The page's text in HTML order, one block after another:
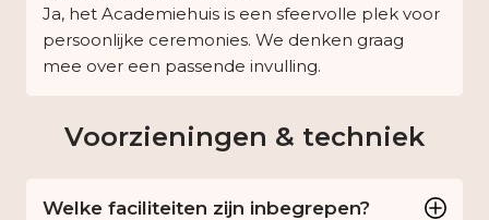
Ja, het Academiehuis is een sfeervolle plek voor
persoonlijke ceremonies. We denken graag
mee over een passende invulling.
Voorzieningen & techniek
Welke faciliteiten zijn inbegrepen?